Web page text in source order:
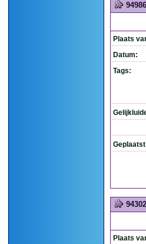
Plaats
Datum:
Tags:
Plaats